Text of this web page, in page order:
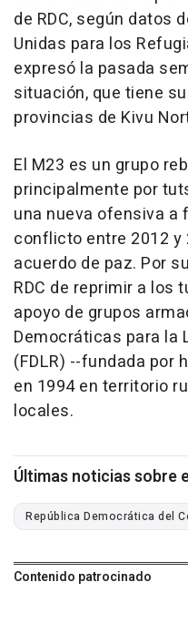
de RDC, según datos
Unidas para los
expresó la pasada
situación, que tiene
provincias de Kivu
El M23 es un grupo
principalmente por
una nueva ofensiva a
conflicto entre 2012 y
acuerdo de paz. Por
RDC de reprimir a los
apoyo de grupos
Democráticas para la
(FDLR) --fundada por
en 1994 en territorio
locales.
Últimas noticias sobre
República Democrática del
Contenido patrocinado